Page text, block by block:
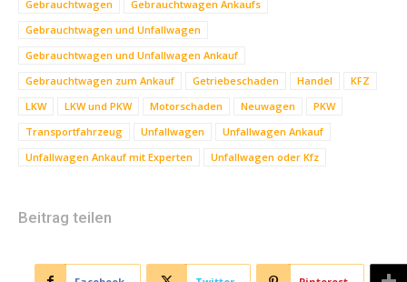
Gebrauchtwagen
Gebrauchtwagen Ankaufs
Gebrauchtwagen und Unfallwagen
Gebrauchtwagen und Unfallwagen Ankauf
Gebrauchtwagen zum Ankauf
Getriebeschaden Handel
KFZ
LKW
LKW und PKW Motorschaden Neuwagen
PKW
Transportfahrzeug
Unfallwagen
Unfallwagen Ankauf
Unfallwagen Ankauf mit Experten
Unfallwagen oder Kfz
Beitrag teilen